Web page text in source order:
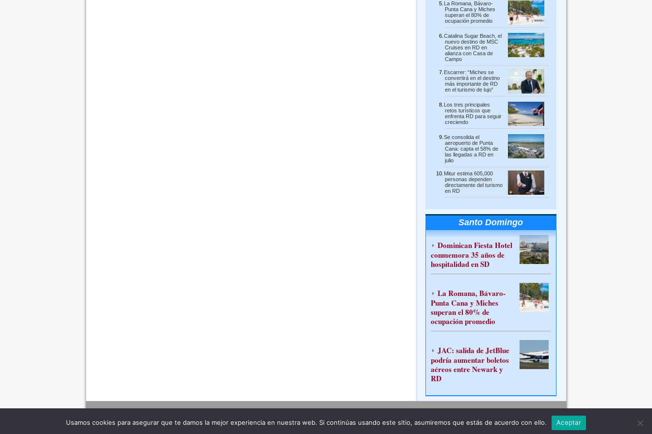
La Romana, Bávaro-
Punta Cana y Miches
superan el 80% de
ocupación promedio
Catalina Sugar Beach, el
nuevo destino de MSC
Cruises en RD en
alianza con Casa de
Campo
Escarrer: “Miches se
convertirá en el destino
más importante de RD
en el turismo de lujo”
Los tres principales
retos turísticos que
enfrenta RD para seguir
creciendo
Se consolida el
aeropuerto de Punta
Cana: capta el 58% de
las llegadas a RD en
julio
Mitur estima 605,000
personas dependen
directamente del turismo
en RD
Santo Domingo
Dominican Fiesta Hotel
conmemora 35 años de
hospitalidad en SD
La Romana, Bávaro-
Punta Cana y Miches
superan el 80% de
ocupación promedio
JAC: salida de JetBlue
podría aumentar boletos
aéreos entre Newark y
RD
Usamos cookies para asegurar que te damos la mejor experiencia en nuestra web. Si continúas usando este sitio, asumiremos que estás de acuerdo con ello. Aceptar